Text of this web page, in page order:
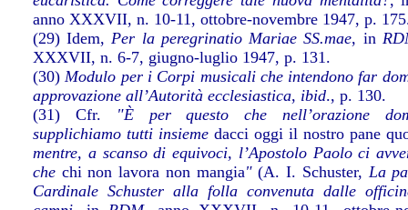
anno XXXVII, n. 10-11, ottobre-novembre 1947, p.
(29) Idem,Per la peregrinatio Mariae SS.mae, in
XXXVII, n. 6-7, giugno-luglio 1947, p. 131.
(30)Modulo per i Corpi musicali che intendono far
approvazione all’Autorità ecclesiastica, ibid., p. 130.
(31) Cfr.
"È per questo che nell’orazione
supplichiamo tutti insieme dacci oggi il nostro pane
mentre, a scanso di equivoci, l’Apostolo Paolo ci
che chi non lavora non mangia"(A. I. Schuster, La
Cardinale Schuster alla folla convenuta dalle